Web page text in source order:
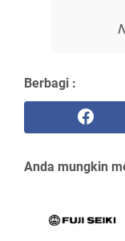
Berbagi :
Anda mungkin